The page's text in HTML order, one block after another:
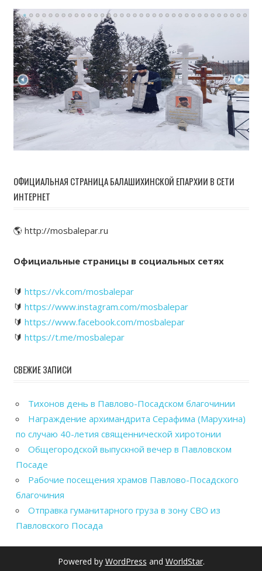
ОФИЦИАЛЬНАЯ СТРАНИЦА БАЛАШИХИНСКОЙ ЕПАРХИИ В СЕТИ
ИНТЕРНЕТ
🌎 http://mosbalepar.ru
Официальные страницы в социальных сетях
🔰 https://vk.com/mosbalepar
🔰 https://www.instagram.com/mosbalepar
🔰 https://www.facebook.com/mosbalepar
🔰 https://t.me/mosbalepar
СВЕЖИЕ ЗАПИСИ
Тихонов день в Павлово-Посадском благочинии
Награждение архимандрита Серафима (Марухина)
по случаю 40-летия священнической хиротонии
Общегородской выпускной вечер в Павловском
Посаде
Рабочие посещения храмов Павлово-Посадского
благочиния
Отправка гуманитарного груза в зону СВО из
Павловского Посада
Powered by WordPress and WorldStar.